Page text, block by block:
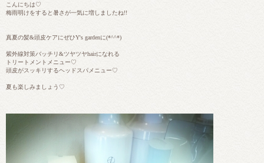
こんにちは♡
梅雨明けをすると暑さが一気に増しましたね!!
真夏の髪&頭皮ケアにぜひY's gardenに(*^^*)
紫外線対策バッチリ&ツヤツヤhairになれる
トリートメントメニュー♡
頭皮がスッキリするヘッドスパメニュー♡
夏も楽しみましょう♡